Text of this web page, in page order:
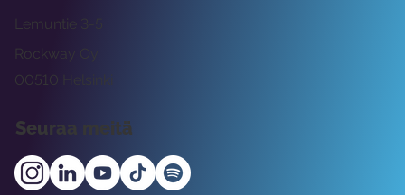
Rockway Oy
Lemuntie 3-5
00510 Helsinki
Seuraa meitä